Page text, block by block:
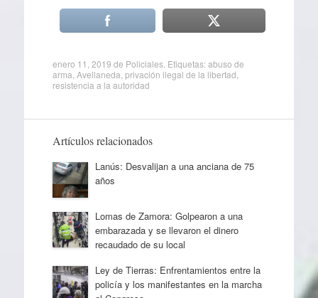
enero 11, 2019 de Policiales. Etiquetas:abuso de
arma Avellaneda privación ilegal de la libertad
resistencia a la autoridad
Artículos relacionados
Lanús: Desvalijan a una anciana de 75
años
Lomas de Zamora: Golpearon a una
embarazada y se llevaron el dinero
recaudado de su local
Ley de Tierras: Enfrentamientos entre la
policía y los manifestantes en la marcha